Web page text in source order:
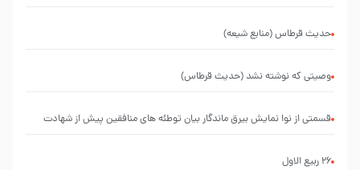
حدیث قرطاس (منابع شیعه)
وصیتی که نوشته نشد (حدیث قرطاس)
قسمتی از نوا نمایش بیرق ماندگار بیان توطئه های منافقین پیش از شهادت
26 ربيع الاول